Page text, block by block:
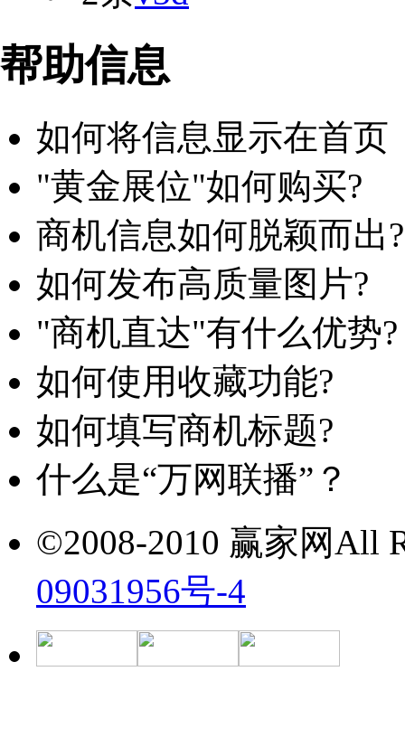
帮助信息
如何将信息显示在首页
"黄金展位"如何购买?
商机信息如何脱颖而出?
如何发布高质量图片?
"商机直达"有什么优势?
如何使用收藏功能?
如何填写商机标题?
什么是“万网联播”？
©2008-2010 赢家网All
09031956号-4